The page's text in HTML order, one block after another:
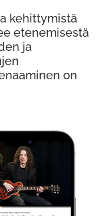
kehittymistä
etenemisestä
ja
on